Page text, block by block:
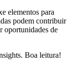
elementos para
podem contribuir
oportunidades de
Boa leitura!